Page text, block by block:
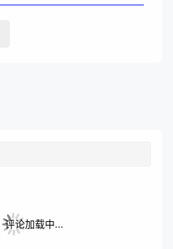
评论加载中...